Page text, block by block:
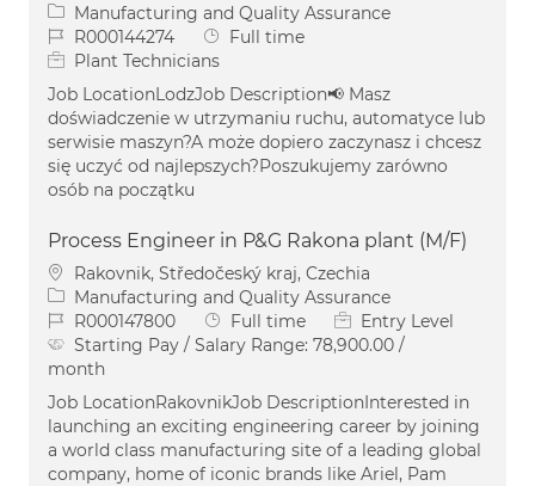
Category
Manufacturing and Quality Assurance
Job IdR000144274 Job Type
Full time
Plant Technicians
Job LocationLodzJob Description📢 Masz
doświadczenie w utrzymaniu ruchu, automatyce lub
serwisie maszyn?A może dopiero zaczynasz i chcesz
się uczyć od najlepszych?Poszukujemy zarówno
osób na początku
Process Engineer in P&G Rakona plant (M/F)
Location
Rakovnik, Středočeský kraj, Czechia
Category
Manufacturing and Quality Assurance
Job IdR000147800 Job Type
Full time
Entry Level
Starting Pay / Salary Range: 78,900.00 /
month
Job LocationRakovnikJob DescriptionInterested in
launching an exciting engineering career by joining
a world class manufacturing site of a leading global
company, home of iconic brands like Ariel, Pam